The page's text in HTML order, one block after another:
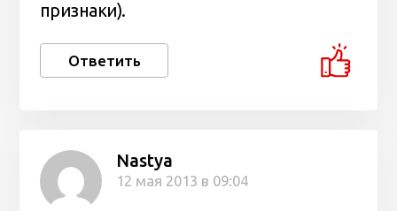
признаки).
Ответить
Nastya
12 мая 2013 в 09:04